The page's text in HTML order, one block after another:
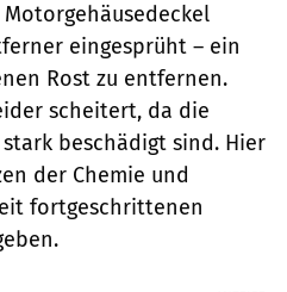
eingesprüht – ein
Rost zu entfernen.
scheitert, da die
beschädigt sind. Hier
der Chemie und
fortgeschrittenen